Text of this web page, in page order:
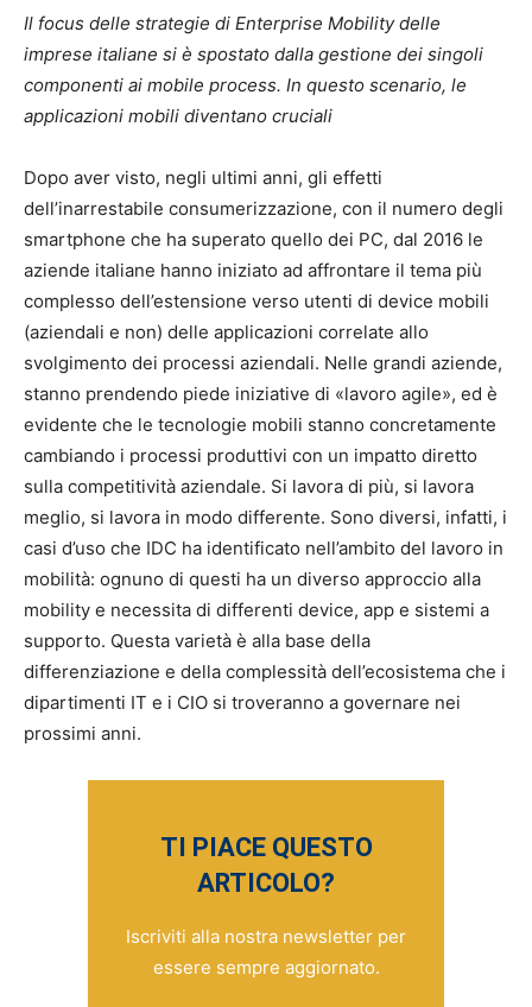
Il focus delle strategie di Enterprise Mobility delle
imprese italiane si è spostato dalla gestione dei singoli
componenti ai mobile process. In questo scenario, le
applicazioni mobili diventano cruciali
Dopo aver visto, negli ultimi anni, gli effetti
dell’inarrestabile consumerizzazione, con il numero degli
smartphone che ha superato quello dei PC, dal 2016 le
aziende italiane hanno iniziato ad affrontare il tema più
complesso dell’estensione verso utenti di device mobili
(aziendali e non) delle applicazioni correlate allo
svolgimento dei processi aziendali. Nelle grandi aziende,
stanno prendendo piede iniziative di «lavoro agile», ed è
evidente che le tecnologie mobili stanno concretamente
cambiando i processi produttivi con un impatto diretto
sulla competitività aziendale. Si lavora di più, si lavora
meglio, si lavora in modo differente. Sono diversi, infatti, i
casi d’uso che IDC ha identificato nell’ambito del lavoro in
mobilità: ognuno di questi ha un diverso approccio alla
mobility e necessita di differenti device, app e sistemi a
supporto. Questa varietà è alla base della
differenziazione e della complessità dell’ecosistema che i
dipartimenti IT e i CIO si troveranno a governare nei
prossimi anni.
TI PIACE QUESTO
ARTICOLO?
Iscriviti alla nostra newsletter per
essere sempre aggiornato.